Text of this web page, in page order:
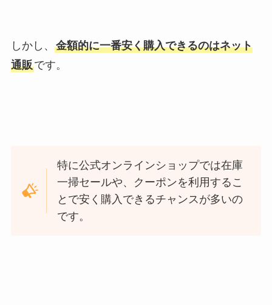
しかし、 金額的に一番安く購入できるのはネット
通販です。
特に公式オンラインショップでは在庫
一掃セールや、クーポンを利用するこ
とで安く購入できるチャンスが多いの
です。